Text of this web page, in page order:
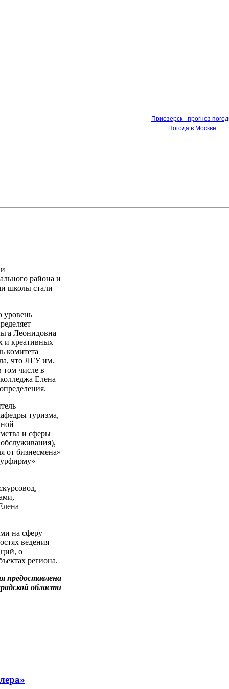
Приозерск - прогноз
Погода в Москве
района и
школы стали
уровень
Леонидовна
и креативных
комитета
что ЛГУ им.
том числе в
Елена
туризма,
и сферы
от бизнесмена»
на сферу
ведения
о
региона.
предоставлена
области